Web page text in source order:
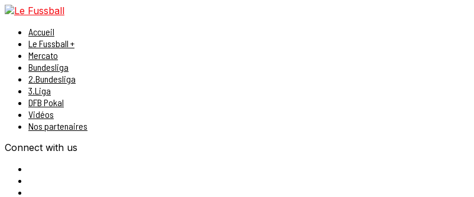
Accueil
Le Fussball +
Mercato
Bundesliga
2.Bundesliga
3.Liga
DFB Pokal
Vidéos
Nos partenaires
Connect with us